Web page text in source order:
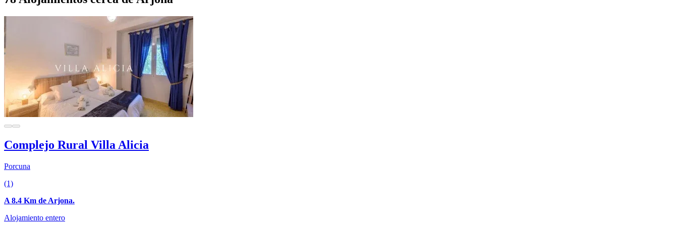
Complejo Rural Villa Alicia
Porcuna
(1)
A 8.4 Km de Arjona.
Alojamiento entero